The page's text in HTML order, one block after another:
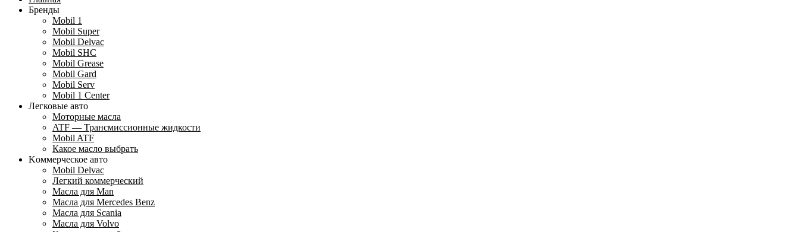
Бренды
Mobil 1
Mobil Super
Mobil Delvac
Mobil SHC
Mobil Grease
Mobil Gard
Mobil Serv
Mobil 1 Center
Легковые авто
Моторные масла
ATF — Трансмиссионные жидкости
Mobil ATF
Какое масло выбрать
Kоммерческое авто
Mobil Delvac
Легкий коммерческий
Масла для Man
Масла для Mercedes Benz
Масла для Scania
Масла для Volvo